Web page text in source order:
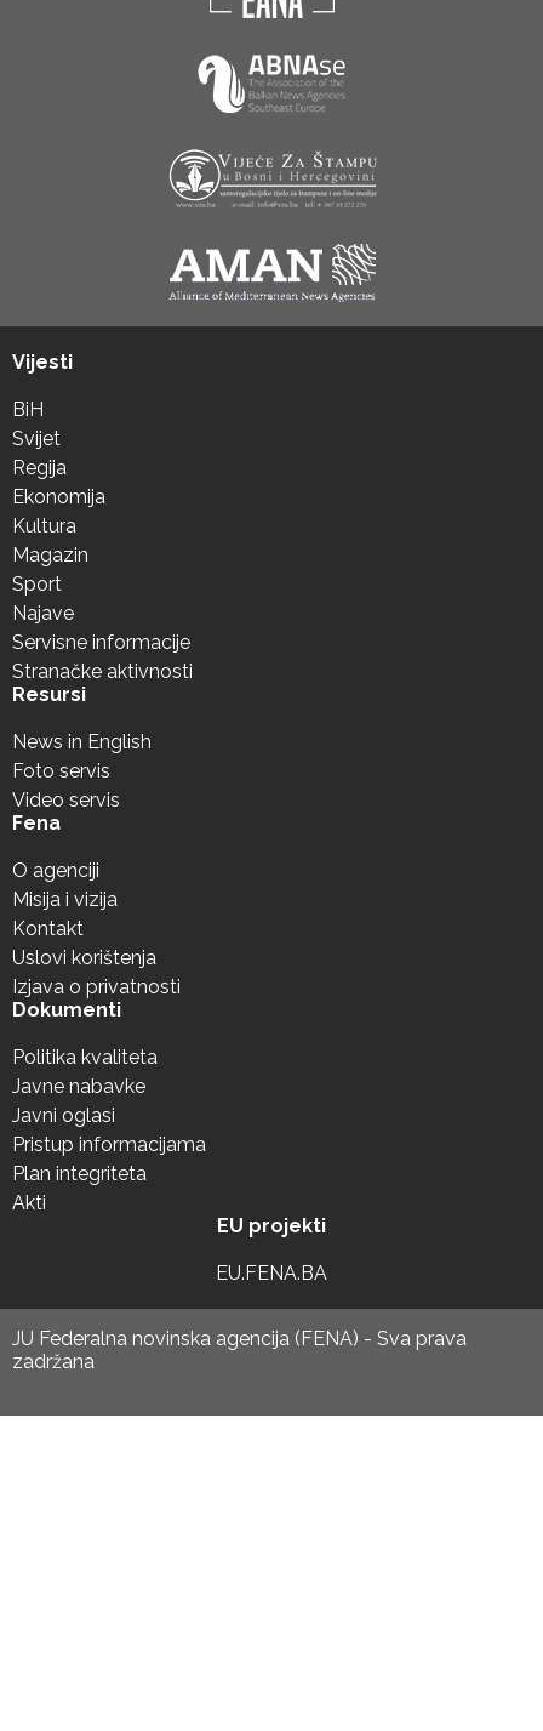
Vijesti
BiH
Svijet
Regija
Ekonomija
Kultura
Magazin
Sport
Najave
Servisne informacije
Stranačke aktivnosti
Resursi
News in English
Foto servis
Video servis
Fena
O agenciji
Misija i vizija
Kontakt
Uslovi korištenja
Izjava o privatnosti
Dokumenti
Politika kvaliteta
Javne nabavke
Javni oglasi
Pristup informacijama
Plan integriteta
Akti
EU projekti
EU.FENA.BA
JU Federalna novinska agencija (FENA) - Sva prava
zadržana